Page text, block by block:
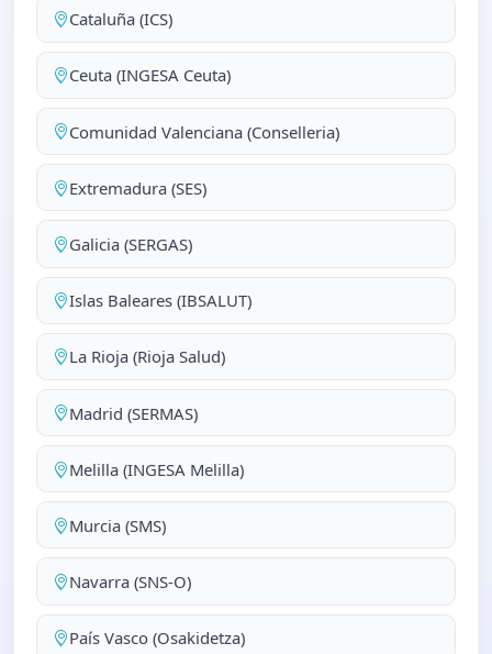
Cataluña (ICS)
Ceuta (INGESA Ceuta)
Comunidad Valenciana (Conselleria)
Extremadura (SES)
Galicia (SERGAS)
Islas Baleares (IBSALUT)
La Rioja (Rioja Salud)
Madrid (SERMAS)
Melilla (INGESA Melilla)
Murcia (SMS)
Navarra (SNS-O)
País Vasco (Osakidetza)